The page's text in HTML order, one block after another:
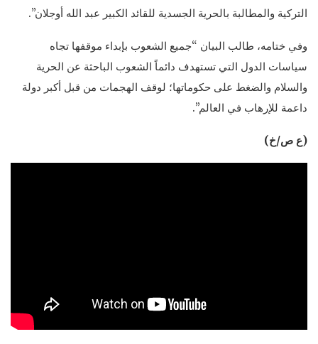
التركية والمطالبة بالحرية الجسدية للقائد الكبير عبد الله أوجلان”.
وفي ختامه، طالب البيان “جميع الشعوب بإبداء موقفها تجاه
سياسات الدول التي تستهدف دائماً الشعوب الباحثة عن الحرية
والسلام والضغط على حكوماتها؛ لوقف الهجمات من قبل أكبر دولة
داعمة للإرهاب في العالم”.
(ع ص/خ)